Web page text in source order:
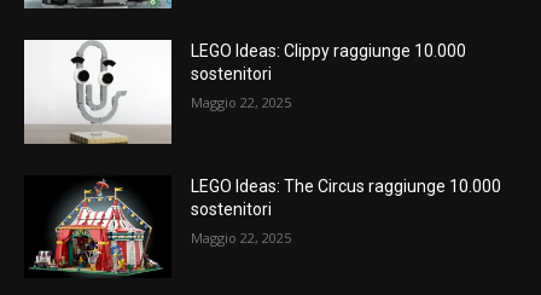
LEGO Ideas: Clippy raggiunge 10.000
sostenitori
Maggio 22, 2025
LEGO Ideas: The Circus raggiunge 10.000
sostenitori
Maggio 22, 2025